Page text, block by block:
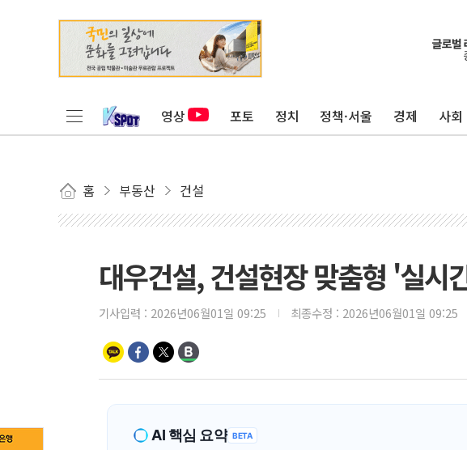
영상 포토 정치 정책·서울 경제 사회
홈 부동산 건설
대우건설, 건설현장 맞춤형 '실시
기사입력 : 2026년06월01일 09:25 최종수정 : 2026년06월01일 09:25
AI 핵심 요약 BETA